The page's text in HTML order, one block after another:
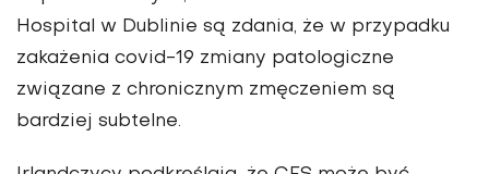
Hospital w Dublinie są zdania, że w przypadku
zakażenia covid-19 zmiany patologiczne
związane z chronicznym zmęczeniem są
bardziej subtelne.